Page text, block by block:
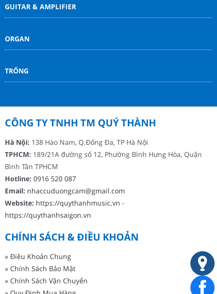
GUITAR & AMPLIFIER
ORGAN
TRỐNG
CÔNG TY TNHH TM QUÝ THÀNH
Hà Nội: 138 Hào Nam, Q.Đống Đa, TP Hà Nội
TPHCM: 189/21A đường số 12, Phường Bình Hưng Hòa, Quận
Bình Tân TPHCM
Hotline: 0916 520 087
Email: nhaccuduongcam@gmail.com
Website: https://quythanhmusic.vn -
https://quythanhsaigon.vn
CHÍNH SÁCH & ĐIỀU KHOẢN
» Điều Khoản Chung
» Chính Sách Bảo Mật
» Chính Sách Vận Chuyển